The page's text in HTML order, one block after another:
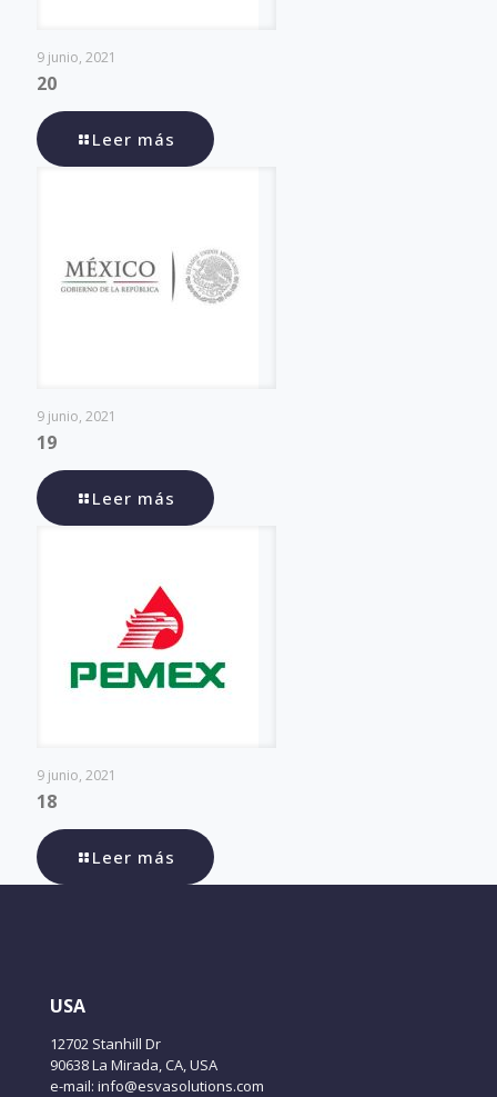
9 junio, 2021
20
Leer más
9 junio, 2021
19
Leer más
9 junio, 2021
18
Leer más
USA
12702 Stanhill Dr
90638 La Mirada, CA, USA
e-mail: info@esvasolutions.com